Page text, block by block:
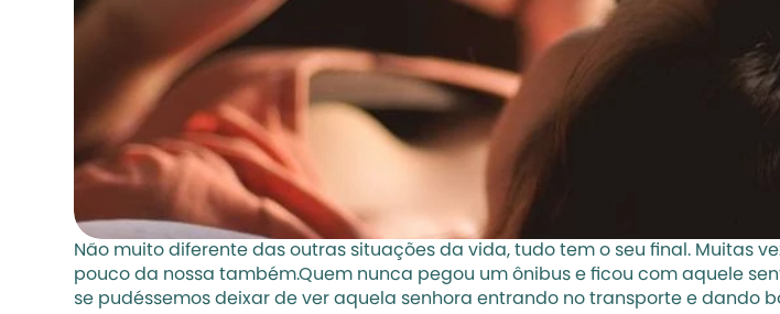
Não muito diferente das outras situações da vida, tudo tem o seu final. Muitas
pouco da nossa também.Quem nunca pegou um ônibus e ficou com aquele
se pudéssemos deixar de ver aquela senhora entrando no transporte e